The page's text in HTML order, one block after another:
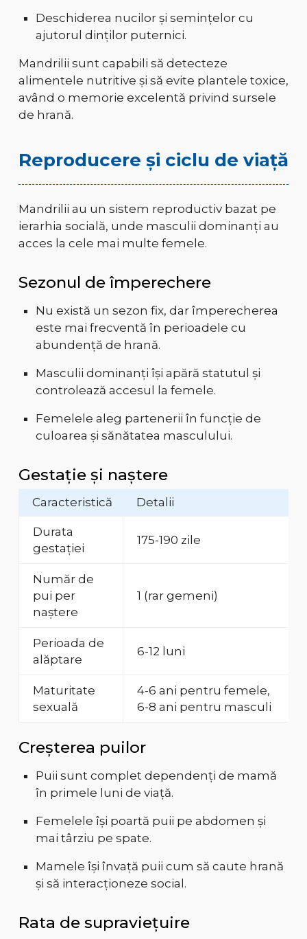
Deschiderea nucilor și semințelor cu
ajutorul dinților puternici.
Mandrilii sunt capabili să detecteze
alimentele nutritive și să evite plantele toxice,
având o memorie excelentă privind sursele
de hrană.
Reproducere și ciclu de viață
Mandrilii au un sistem reproductiv bazat pe
ierarhia socială, unde masculii dominanți au
acces la cele mai multe femele.
Sezonul de împerechere
Nu există un sezon fix, dar împerecherea
este mai frecventă în perioadele cu
abundență de hrană.
Masculii dominanți își apără statutul și
controlează accesul la femele.
Femelele aleg partenerii în funcție de
culoarea și sănătatea masculului.
Gestație și naștere
Caracteristică Detalii
Durata
gestației
175-190 zile
Număr de
pui per
naștere
1 (rar gemeni)
Perioada de
alăptare
6-12 luni
Maturitate
sexuală
4-6 ani pentru femele,
6-8 ani pentru masculi
Creșterea puilor
Puii sunt complet dependenți de mamă
în primele luni de viață.
Femelele își poartă puii pe abdomen și
mai târziu pe spate.
Mamele își învață puii cum să caute hrană
și să interacționeze social.
Rata de supraviețuire